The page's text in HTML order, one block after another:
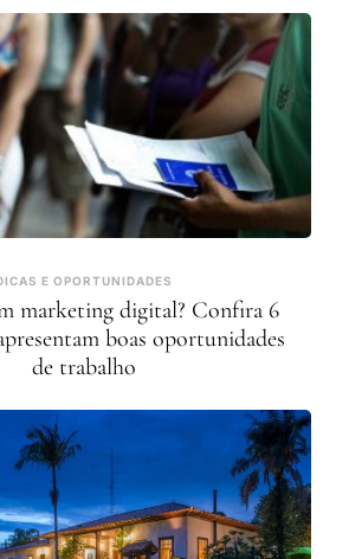
E OPORTUNIDADES
marketing digital? Confira 6
boas oportunidades
de trabalho